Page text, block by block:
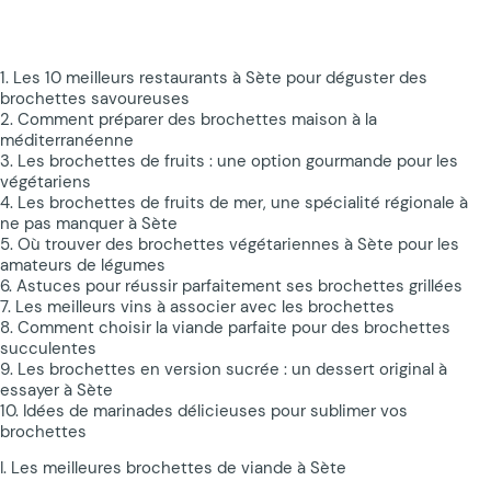
1. Les 10 meilleurs restaurants à Sète pour déguster des
brochettes savoureuses
2. Comment préparer des brochettes maison à la
méditerranéenne
3. Les brochettes de fruits : une option gourmande pour les
végétariens
4. Les brochettes de fruits de mer, une spécialité régionale à
ne pas manquer à Sète
5. Où trouver des brochettes végétariennes à Sète pour les
amateurs de légumes
6. Astuces pour réussir parfaitement ses brochettes grillées
7. Les meilleurs vins à associer avec les brochettes
8. Comment choisir la viande parfaite pour des brochettes
succulentes
9. Les brochettes en version sucrée : un dessert original à
essayer à Sète
10. Idées de marinades délicieuses pour sublimer vos
brochettes
I. Les meilleures brochettes de viande à Sète